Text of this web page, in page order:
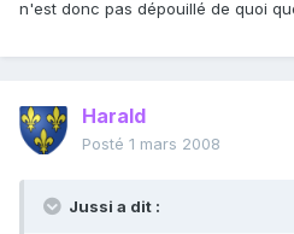
n'est donc pas dépouillé de quoi
Harald
Posté 1 mars 2008
Jussi a dit :